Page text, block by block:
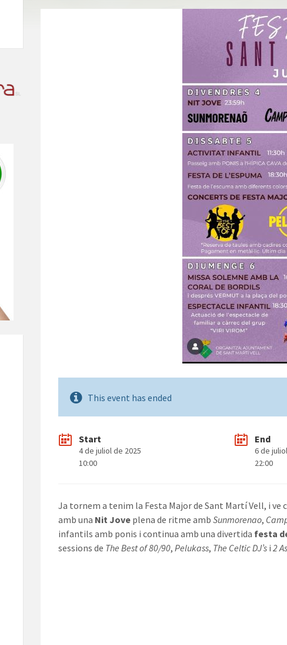
This event has ended
Start
4 de juliol de 2025
10:00
End
6 de
22:00
Ja tornem a tenim la Festa Major de Sant Martí Vell, i
amb una Nit Jove plena de ritme ambSunmorenao,
infantils amb ponis i continua amb una divertida festa
sessions de The Best of 80/90,Pelukass, The Celtic DJ’s i2